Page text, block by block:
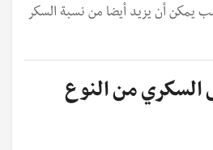
يمكن أن يزيد أيضا من نسبة السكر
السكري من النوع